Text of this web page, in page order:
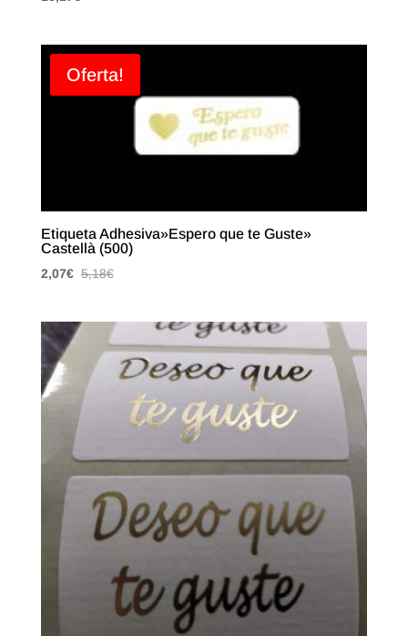
Oferta!
Etiqueta Adhesiva»Espero que te Guste»
Castellà (500)
2,07€ 5,18€